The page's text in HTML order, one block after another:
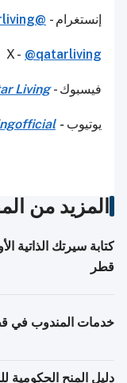
إنستغرام - @qatarliving
X - @qatarliving
فيسبوك -Living
يوتيوب-
المزيد من
كتابة سيرتك الذاتية
قطر
خدمات المندوب في
دليل المنح الحكومية